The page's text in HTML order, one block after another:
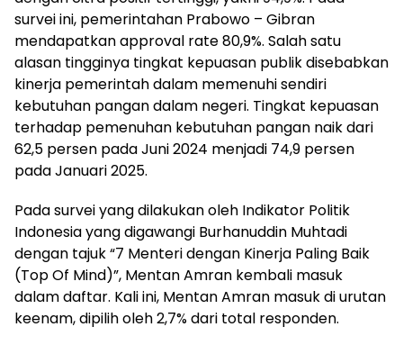
survei ini, pemerintahan Prabowo – Gibran
mendapatkan approval rate 80,9%. Salah satu
alasan tingginya tingkat kepuasan publik disebabkan
kinerja pemerintah dalam memenuhi sendiri
kebutuhan pangan dalam negeri. Tingkat kepuasan
terhadap pemenuhan kebutuhan pangan naik dari
62,5 persen pada Juni 2024 menjadi 74,9 persen
pada Januari 2025.
Pada survei yang dilakukan oleh Indikator Politik
Indonesia yang digawangi Burhanuddin Muhtadi
dengan tajuk “7 Menteri dengan Kinerja Paling Baik
(Top Of Mind)”, Mentan Amran kembali masuk
dalam daftar. Kali ini, Mentan Amran masuk di urutan
keenam, dipilih oleh 2,7% dari total responden.